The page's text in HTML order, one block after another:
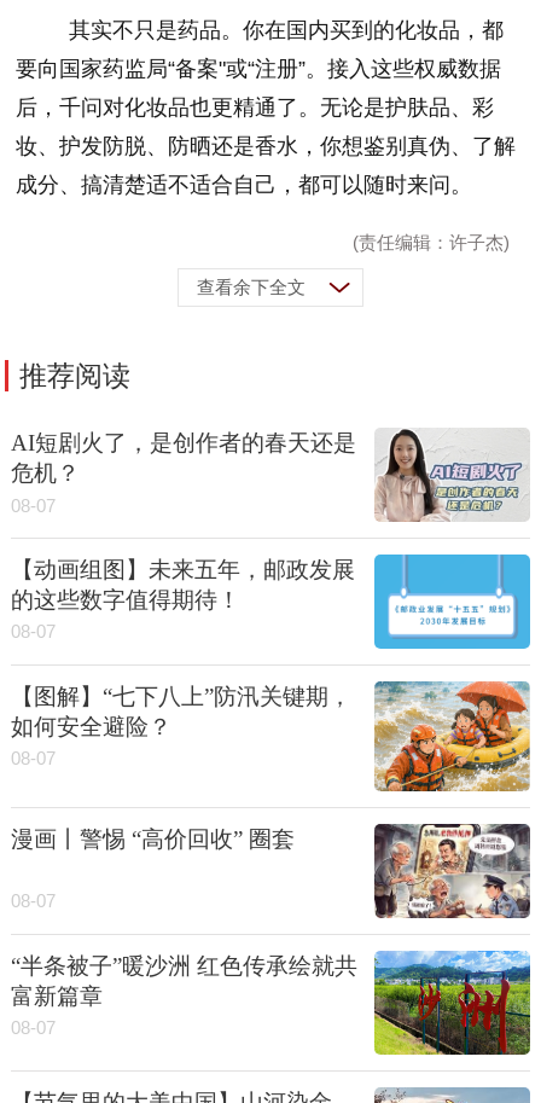
其实不只是药品。你在国内买到的化妆品，都
要向国家药监局“备案"或“注册”。接入这些权威数据
后，千问对化妆品也更精通了。无论是护肤品、彩
妆、护发防脱、防晒还是香水，你想鉴别真伪、了解
成分、搞清楚适不适合自己，都可以随时来问。
(责任编辑：许子杰)
查看余下全文
推荐阅读
AI短剧火了，是创作者的春天还是
危机？
08-07
【动画组图】未来五年，邮政发展
的这些数字值得期待！
08-07
【图解】“七下八上”防汛关键期，
如何安全避险？
08-07
漫画丨警惕 “高价回收” 圈套
08-07
“半条被子”暖沙洲 红色传承绘就共
富新篇章
08-07